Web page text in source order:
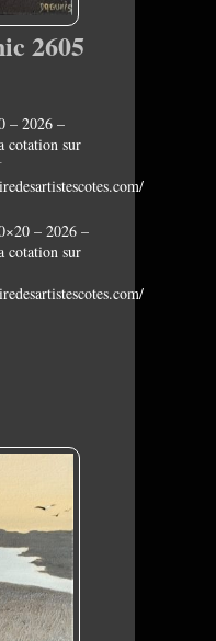
2605
– 2026 –
cotation sur
– 2026 –
cotation sur